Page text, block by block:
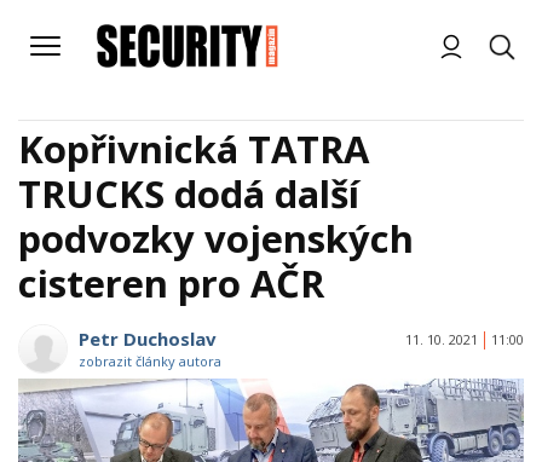
Kopřivnická TATRA
TRUCKS dodá další
podvozky vojenských
cisteren pro AČR
Petr Duchoslav
zobrazit články autora
11. 10. 2021 11:00